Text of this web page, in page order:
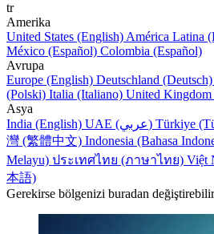
tr
Amerika
United States (English) América Latina
México (Español) Colombia (Español)
Avrupa
Europe (English) Deutschland (Deutsch)
(Polski) Italia (Italiano) United
Asya
India (English)
UAE (عربي) Türkiye
灣 (繁體中文) Indonesia (Bahasa
Melayu) ประเทศไทย (ภาษาไทย) Việt
本語)
Gerekirse bölgenizi buradan